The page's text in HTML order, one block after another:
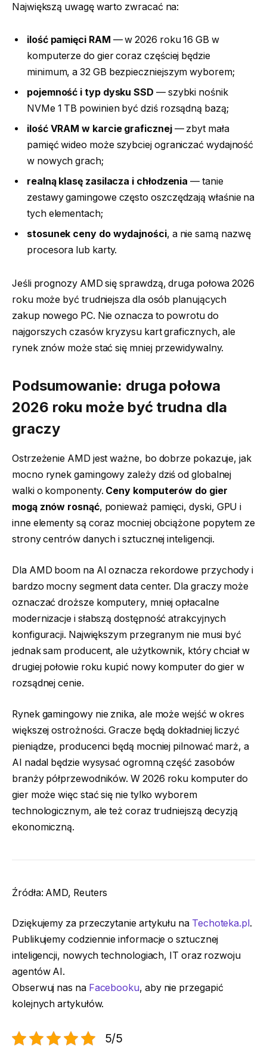
Największą uwagę warto zwracać na:
ilość pamięci RAM — w 2026 roku 16 GB w
komputerze do gier coraz częściej będzie
minimum, a 32 GB bezpieczniejszym wyborem;
pojemność i typ dysku SSD — szybki nośnik
NVMe 1 TB powinien być dziś rozsądną bazą;
ilość VRAM w karcie graficznej— zbyt mała
pamięć wideo może szybciej ograniczać wydajność
w nowych grach;
realną klasę zasilacza i chłodzenia — tanie
zestawy gamingowe często oszczędzają właśnie na
tych elementach;
stosunek ceny do wydajności, a nie samą nazwę
procesora lub karty.
Jeśli prognozy AMD się sprawdzą, druga połowa 2026
roku może być trudniejsza dla osób planujących
zakup nowego PC. Nie oznacza to powrotu do
najgorszych czasów kryzysu kart graficznych, ale
rynek znów może stać się mniej przewidywalny.
Podsumowanie: druga połowa
2026 roku może być trudna dla
graczy
Ostrzeżenie AMD jest ważne, bo dobrze pokazuje, jak
mocno rynek gamingowy zależy dziś od globalnej
walki o komponenty. Ceny komputerów do gier
mogą znów rosnąć, ponieważ pamięci, dyski, GPU i
inne elementy są coraz mocniej obciążone popytem ze
strony centrów danych i sztucznej inteligencji.
Dla AMD boom na AI oznacza rekordowe przychody i
bardzo mocny segment data center. Dla graczy może
oznaczać droższe komputery, mniej opłacalne
modernizacje i słabszą dostępność atrakcyjnych
konfiguracji. Największym przegranym nie musi być
jednak sam producent, ale użytkownik, który chciał w
drugiej połowie roku kupić nowy komputer do gier w
rozsądnej cenie.
Rynek gamingowy nie znika, ale może wejść w okres
większej ostrożności. Gracze będą dokładniej liczyć
pieniądze, producenci będą mocniej pilnować marż, a
AI nadal będzie wysysać ogromną część zasobów
branży półprzewodników. W 2026 roku komputer do
gier może więc stać się nie tylko wyborem
technologicznym, ale też coraz trudniejszą decyzją
ekonomiczną.
Źródła: AMD, Reuters
Dziękujemy za przeczytanie artykułu na Techoteka.pl.
Publikujemy codziennie informacje o sztucznej
inteligencji, nowych technologiach, IT oraz rozwoju
agentów AI.
Obserwuj nas na Facebooku, aby nie przegapić
kolejnych artykułów.
5/5